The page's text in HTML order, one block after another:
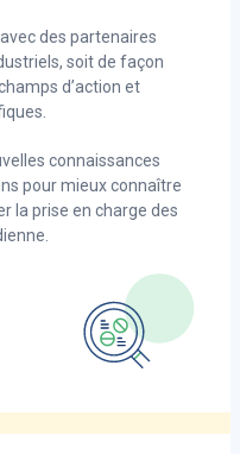
des partenaires
soit de façon
d’action et
connaissances
pour mieux connaître
la prise en charge des